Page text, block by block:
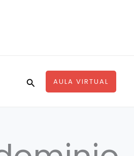
BuscarAULA VIRTUAL